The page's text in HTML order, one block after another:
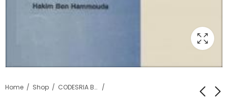
Home Shop CODESRIA Books